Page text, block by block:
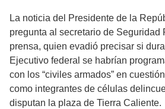
La noticia del Presidente de la
pregunta al secretario de Seguridad
prensa, quien evadió precisar si
Ejecutivo federal se habrían
con los “civiles armados” en
como integrantes de células
disputan la plaza de Tierra Caliente.